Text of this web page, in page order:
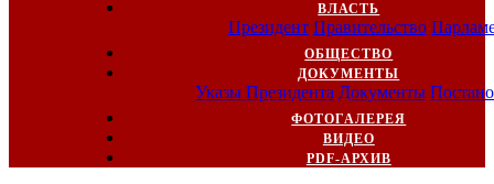
ВЛАСТЬ
Президент Правительство
ОБЩЕСТВО
ДОКУМЕНТЫ
Указы Президента Документы
ФОТОГАЛЕРЕЯ
ВИДЕО
PDF-АРХИВ